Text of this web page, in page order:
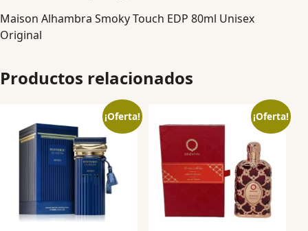
Maison Alhambra Smoky Touch EDP 80ml Unisex
Original
Productos relacionados
¡Oferta! ¡Oferta!